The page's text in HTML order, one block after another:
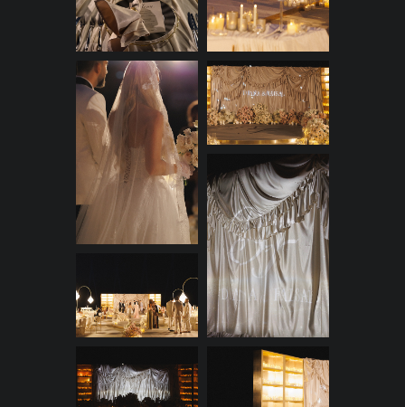
традиционной церемонии в
пользу красивого и
эмоционального момента
встречи. Жених, нервничая,
ждал невесту. Под чарующую
мелодию к нему вышла Диана.
Они обменялись взглядами и
улыбками, а близкие одарили
пару аплодисментами.
После общей фотосессии
начался ужин. К нему мы
подготовили небольшой
вдохновляющий ролик про пару:
на тканевых полотнах, которые